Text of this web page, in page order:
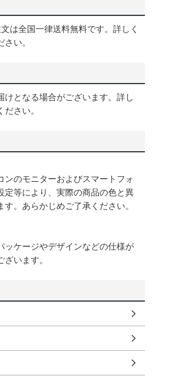
は全国一律送料無料です。詳しく
い。
けとなる場合がございます。詳し
ださい。
ンのモニターおよびスマートフォ
定等により、実際の商品の色と異
。あらかじめご了承ください。
ッケージやデザインなどの仕様が
います。